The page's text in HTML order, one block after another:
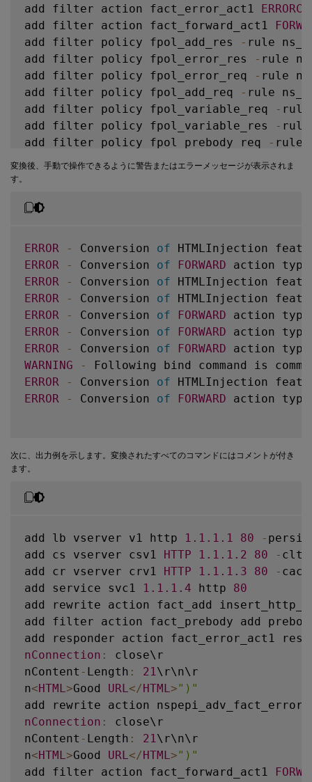
add filter action fact_error_act1
add filter action fact_forward_act1
add filter policy fpol_add_res
- rule
add filter policy fpol_error_res
- rule
add filter policy fpol_error_req
- rule
add filter policy fpol_add_req
- rule
add filter policy fpol_variable_req
-
add filter policy fpol_variable_res
-
add filter policy fpol_prebody_req
- rule
add filter policy fpol_prebody_res
bind lb vserver v1
bind lb vserver v1
policyName
bind lb vserver v1
policyName
bind lb vserver v1
policyName
bind lb vserver v1
policyName
bind cs vserver csv1
policyName
bind cs vserver csv1
policyName
bind cs vserver csv1
policyName
bind cs vserver csv1 -
policyName
bind cr vserver crv1
policyName
bind cr vserver crv1
policyName
bind filter global fpol_add_req
bind filter global fpol_add_res
bind filter global fpol_error_req
bind filter global fpol_variable_res
bind filter global fpol_variable_res -
bind filter global fpol_prebody_req
bind filter global fpol_forward_req
変換後、手動で操作できるように警告またはエラーメッセージが表示されま
す。
ERROR - Conversion of HTMLInjection
ERROR
- Conversion of FORWARD action type
ERROR
- Conversion of HTMLInjection
ERROR
- Conversion of HTMLInjection
ERROR
- Conversion of FORWARD action type
ERROR
- Conversion of FORWARD action type
ERROR
- Conversion of FORWARD action type
WARNING
-
Following bind command is
ERROR
- Conversion of HTMLInjection
ERROR
- Conversion of FORWARD action type
次に、出力例を示します。変換されたすべてのコマンドにはコメントが付き
ます。
add lb vserver v1 http 1.1 .1 .1 80 -
add cs vserver csv1 HTTP 1.1 .1 .2 80 -
add cr vserver crv1 HTTP 1.1 .1 .3 80 -
add service svc1
1.1 .1 .4 http 80
add rewrite action fact_add
add filter action fact_prebody add
add responder action fact_error_act1
nConnection :
close\r
nContent - Length : 21 \r\n\r
n<HTML >Good URL </HTML >")"
add rewrite action
nConnection :
close\r
nContent - Length : 21 \r\n\r
n<HTML >Good URL </HTML >")"
add filter action fact_forward_act1